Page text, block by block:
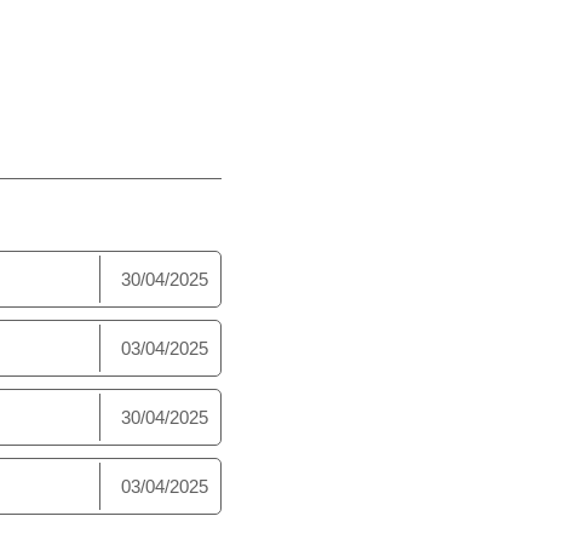
30/04/2025
03/04/2025
30/04/2025
03/04/2025